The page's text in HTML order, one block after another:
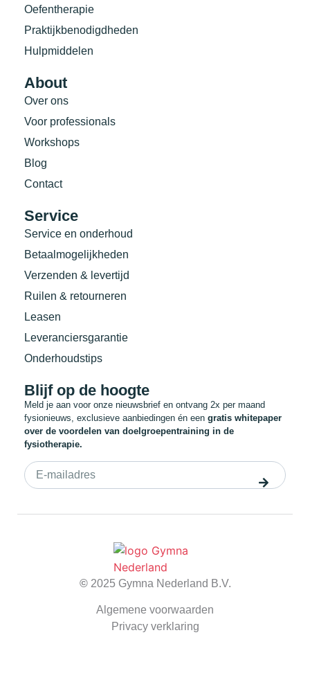
Oefentherapie
Praktijkbenodigdheden
Hulpmiddelen
About
Over ons
Voor professionals
Workshops
Blog
Contact
Service
Service en onderhoud
Betaalmogelijkheden
Verzenden & levertijd
Ruilen & retourneren
Leasen
Leveranciersgarantie
Onderhoudstips
Blijf op de hoogte
Meld je aan voor onze nieuwsbrief en ontvang 2x per maand
fysionieuws, exclusieve aanbiedingen én een gratis whitepaper
over de voordelen van doelgroepentraining in de
fysiotherapie.
© 2025 Gymna Nederland B.V.
Algemene voorwaarden
Privacy verklaring